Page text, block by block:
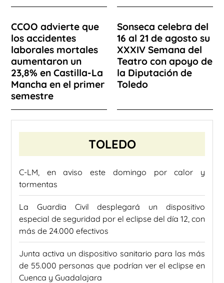
CCOO advierte que
los accidentes
laborales mortales
aumentaron un
23,8% en Castilla-La
Mancha en el primer
semestre
Sonseca celebra del
16 al 21 de agosto su
XXXIV Semana del
Teatro con apoyo de
la Diputación de
Toledo
TOLEDO
C-LM, en aviso este domingo por calor y
tormentas
La Guardia Civil desplegará un dispositivo
especial de seguridad por el eclipse del día 12, con
más de 24.000 efectivos
Junta activa un dispositivo sanitario para las más
de 55.000 personas que podrían ver el eclipse en
Cuenca y Guadalajara